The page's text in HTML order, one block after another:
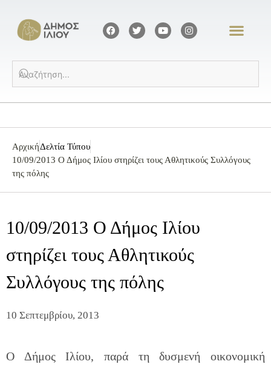
ΑρχικήΔελτία Τύπου
10/09/2013 Ο Δήμος Ιλίου στηρίζει τους Αθλητικούς Συλλόγους
της πόλης
10/09/2013 Ο Δήμος Ιλίου
στηρίζει τους Αθλητικούς
Συλλόγους της πόλης
10 Σεπτεμβρίου, 2013
Ο Δήμος Ιλίου, παρά τη δυσμενή οικονομική